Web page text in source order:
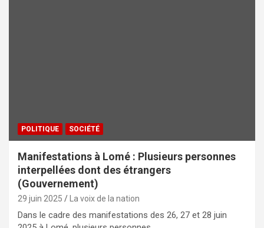
POLITIQUE SOCIÉTÉ
Manifestations à Lomé : Plusieurs personnes
interpellées dont des étrangers
(Gouvernement)
29 juin 2025 La voix de la nation
Dans le cadre des manifestations des 26, 27 et 28 juin